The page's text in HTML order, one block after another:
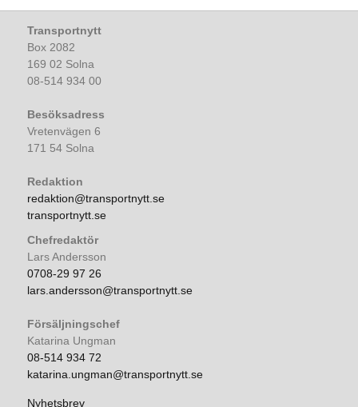
Transportnytt
Box 2082
169 02 Solna
08-514 934 00
Besöksadress
Vretenvägen 6
171 54 Solna
Redaktion
redaktion@transportnytt.se
transportnytt.se
Chefredaktör
Lars Andersson
0708-29 97 26
lars.andersson@transportnytt.se
Försäljningschef
Katarina Ungman
08-514 934 72
katarina.ungman@transportnytt.se
Nyhetsbrev